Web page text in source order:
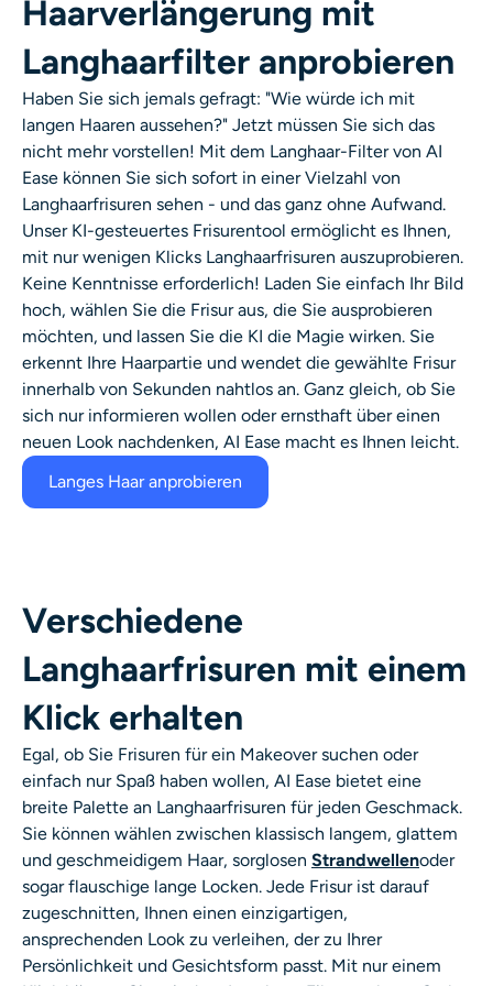
KI-Headshot-Generator
Passfoto-Ersteller
Video-Werkzeuge
Videoeffekte
Video-Verstärker
Video-Wasserzeichen-Entferner
Haarverlängerung mit
Langhaarfilter anprobieren
Haben Sie sich jemals gefragt: "Wie würde ich mit
langen Haaren aussehen?" Jetzt müssen Sie sich das
nicht mehr vorstellen! Mit dem Langhaar-Filter von AI
Ease können Sie sich sofort in einer Vielzahl von
Langhaarfrisuren sehen - und das ganz ohne Aufwand.
Unser KI-gesteuertes Frisurentool ermöglicht es Ihnen,
mit nur wenigen Klicks Langhaarfrisuren auszuprobieren.
Keine Kenntnisse erforderlich! Laden Sie einfach Ihr Bild
hoch, wählen Sie die Frisur aus, die Sie ausprobieren
möchten, und lassen Sie die KI die Magie wirken. Sie
erkennt Ihre Haarpartie und wendet die gewählte Frisur
innerhalb von Sekunden nahtlos an. Ganz gleich, ob Sie
sich nur informieren wollen oder ernsthaft über einen
neuen Look nachdenken, AI Ease macht es Ihnen leicht.
Langes Haar anprobieren
Verschiedene
Langhaarfrisuren mit einem
Klick erhalten
Egal, ob Sie Frisuren für ein Makeover suchen oder
einfach nur Spaß haben wollen, AI Ease bietet eine
breite Palette an Langhaarfrisuren für jeden Geschmack.
Sie können wählen zwischen klassisch langem, glattem
und geschmeidigem Haar, sorglosen Strandwellenoder
sogar flauschige lange Locken. Jede Frisur ist darauf
zugeschnitten, Ihnen einen einzigartigen,
ansprechenden Look zu verleihen, der zu Ihrer
Persönlichkeit und Gesichtsform passt. Mit nur einem